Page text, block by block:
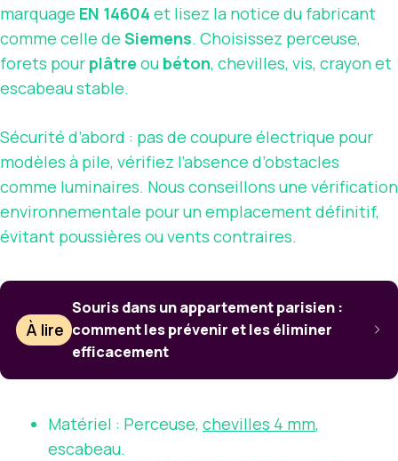
marquage EN 14604 et lisez la notice du fabricant
comme celle de Siemens. Choisissez perceuse,
forets pour plâtre ou béton, chevilles, vis, crayon et
escabeau stable.
Sécurité d’abord : pas de coupure électrique pour
modèles à pile, vérifiez l’absence d’obstacles
comme luminaires. Nous conseillons une vérification
environnementale pour un emplacement définitif,
évitant poussières ou vents contraires.
À lire
Souris dans un appartement parisien :
comment les prévenir et les éliminer
efficacement
Matériel : Perceuse, chevilles 4 mm,
escabeau.